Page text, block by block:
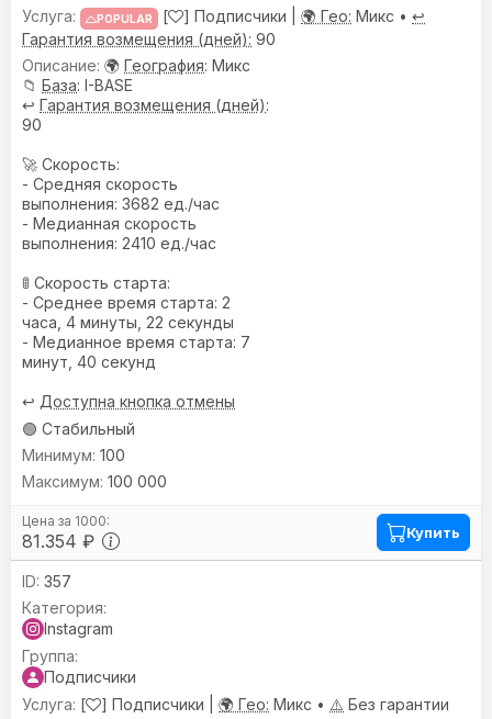
POPULAR [ ] Подписчики | 🌍 Гео: Микс • ↩️
Гарантия возмещения (дней): 90
🌍 География: Микс
📁 База: I-BASE
↩️ Гарантия возмещения (дней):
90
🚀 Скорость:
- Средняя скорость
выполнения: 3682 ед./час
- Медианная скорость
выполнения: 2410 ед./час
🚦 Скорость старта:
- Среднее время старта: 2
часа, 4 минуты, 22 секунды
- Медианное время старта: 7
минут, 40 секунд
↩️ Доступна кнопка отмены
🟢 Стабильный
81.354 ₽
100
100 000
Купить
357
Instagram
Подписчики
[
] Подписчики | 🌍 Гео: Микс • ⚠️ Без гарантии